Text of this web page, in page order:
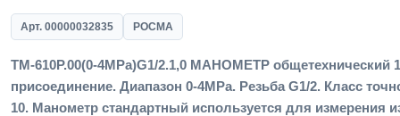
Арт. 00000032835 РОСМА
ТМ-610Р.00(0-4MPa)G1/2.1,0 МАНОМЕТР общетехнический
присоединение. Диапазон 0-4MPa. Резьба G1/2. Класс
10. Манометр стандартный используется для измерения